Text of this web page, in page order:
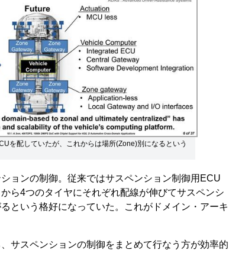
を配していたが、これからは場所(Zone)別になるという
ョンの制御。従来ではサスペンション制御用ECU
ら4つのタイヤにそれぞれ配線が伸びてサスペンシ
という格好になっていた。これがドメイン・アーキ
サスペンションの制御をまとめて行なう方が効率的